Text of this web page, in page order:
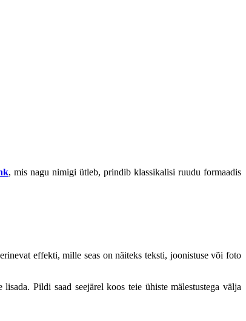
, mis nagu nimigi ütleb, prindib klassikalisi ruudu formaadis
effekti, mille seas on näiteks teksti, joonistuse või foto
Pildi saad seejärel koos teie ühiste mälestustega välja